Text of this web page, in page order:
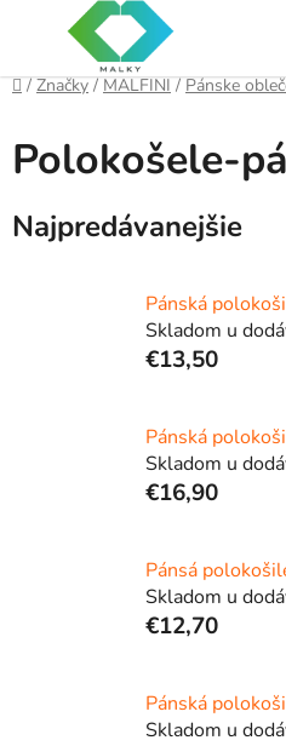
Domov
/ Značky / MALFINI / Pánske
Polokošele-
Najpredávanejšie
Pánská
Skladom u
€13,50
Pánská
Skladom u
€16,90
Pánsá
Skladom u
€12,70
Pánská
Skladom u